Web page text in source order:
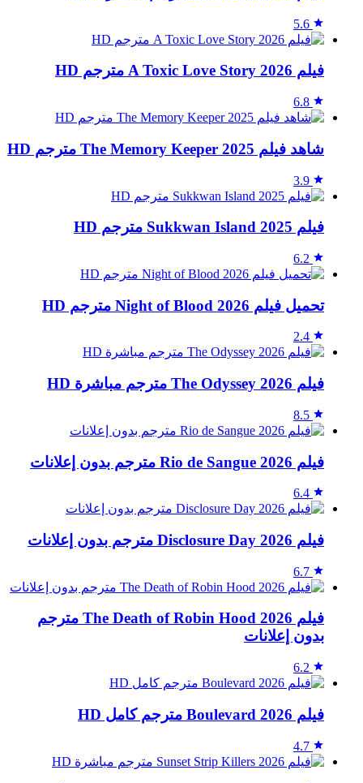
5.6
فيلم A Toxic Love Story 2026 مترجم HD
6.8
شاهد فيلم The Memory Keeper 2025 مترجم HD
3.9
فيلم Sukkwan Island 2025 مترجم HD
6.2
تحميل فيلم Night of Blood 2026 مترجم HD
2.4
فيلم The Odyssey 2026 مترجم مباشرة HD
8.5
فيلم Rio de Sangue 2026 مترجم بدون إعلانات
6.4
فيلم Disclosure Day 2026 مترجم بدون إعلانات
6.7
فيلم The Death of Robin Hood 2026 مترجم
بدون إعلانات
6.2
فيلم Boulevard 2026 مترجم كامل HD
4.7